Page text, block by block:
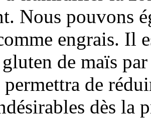
Nous pouvons
engrais. Il
de maïs
de
dès la